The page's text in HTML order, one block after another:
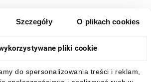
Szczegóły O plikach cookies
pliki cookie
do spersonalizowania treści i reklam,